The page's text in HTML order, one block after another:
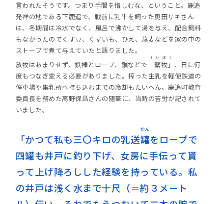
言われたそうです。つまり手間を惜しむな、ということ。鹿追
発祥の地である下鹿追で、戦前に乳牛を飼った奥田サキさん
は、冬期間は冷水でなく、風呂で沸かして湯を与え、配合飼料
もなかったのでくず豆、くずいも、ひえ、燕麦などを家の中の
ストーブで煮て与えていたと語りました。
放牧はあまりせず、鉄棒とロープ、鎖などで 「繋牧」
けいぼく
、日に何
度もつなぎ変える必要がありました。搾った生乳を軽便鉄道の
停車場や集乳所へ持ち込むまでの冷却もたいへん。鹿追町教育
委員長を務めた高野保昌さんの随筆に、当時の苦労が記されて
いました。
「かつて私も三〇キロの乳送罐
かん
をロープで
四罐も井戸に釣り下げ、女房に手伝って貰
って上げ降ろしした経験を持っている。私
の井戸は浅く水まで十尺（＝約３メート